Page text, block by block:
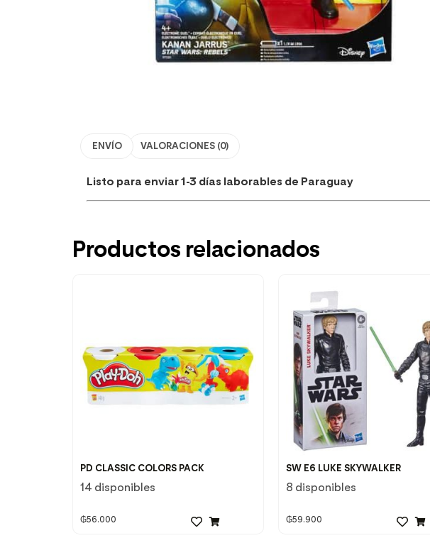
ENVÍO VALORACIONES (0)
Listo para enviar 1-3 días laborables de Paraguay
Productos relacionados
PD CLASSIC COLORS PACK
14 disponibles
₲56.000
SW E6 LUKE SKYWALKER
8 disponibles
₲59.900